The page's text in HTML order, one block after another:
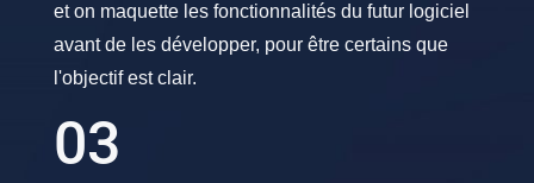
et on maquette les fonctionnalités du futur logiciel
avant de les développer, pour être certains que
l'objectif est clair.
03